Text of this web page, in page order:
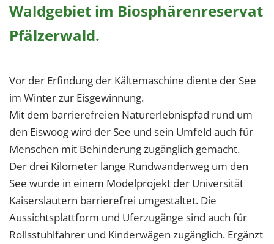
Waldgebiet im Biosphärenreservat
Pfälzerwald.
Vor der Erfindung der Kältemaschine diente der See
im Winter zur Eisgewinnung.
Mit dem barrierefreien Naturerlebnispfad rund um
den Eiswoog wird der See und sein Umfeld auch für
Menschen mit Behinderung zugänglich gemacht.
Der drei Kilometer lange Rundwanderweg um den
See wurde in einem Modelprojekt der Universität
Kaiserslautern barrierefrei umgestaltet. Die
Aussichtsplattform und Uferzugänge sind auch für
Rollsstuhlfahrer und Kinderwägen zugänglich. Ergänzt